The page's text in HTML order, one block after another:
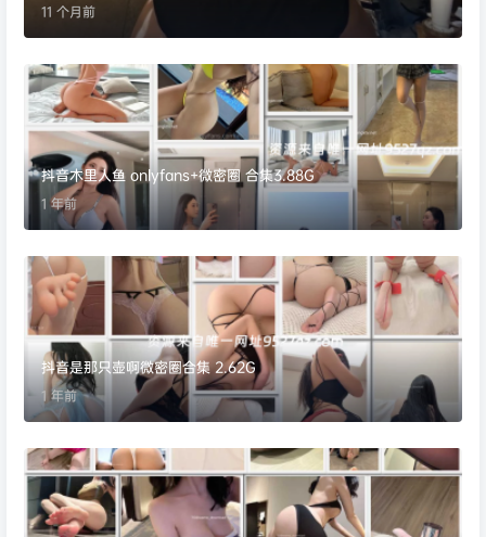
11 个月前
抖音木里人鱼 onlyfans+微密圈 合集3.88G
1 年前
抖音是那只壶啊微密圈合集 2.62G
1 年前